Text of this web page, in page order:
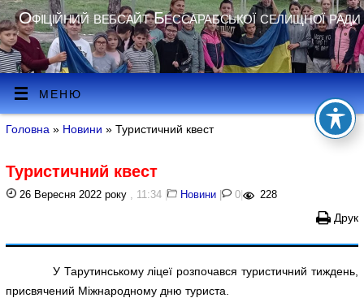
Офіційний вебсайт Бессарабської селищної ради
МЕНЮ
Головна » Новини » Туристичний квест
Туристичний квест
26 Вересня 2022 року , 11:34 | Новини | 0 | 228
Друк
У Тарутинському ліцеї розпочався туристичний тиждень,
присвячений Міжнародному дню туриста.